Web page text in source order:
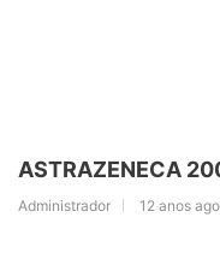
ASTRAZENECA
Administrador 12 anos ago